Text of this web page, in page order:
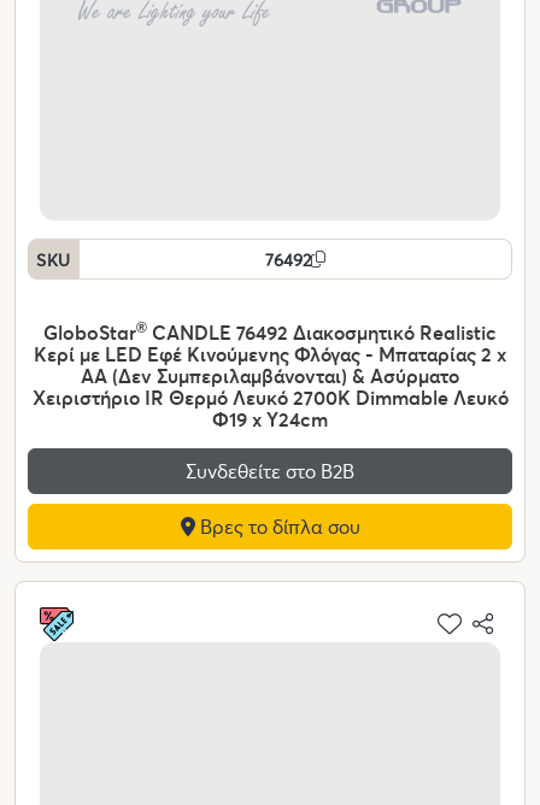
SKU 76492
GloboStar® CANDLE 76492 Διακοσμητικό Realistic
Κερί με LED Εφέ Κινούμενης Φλόγας - Μπαταρίας 2 x
AA (Δεν Συμπεριλαμβάνονται) & Ασύρματο
Χειριστήριο IR Θερμό Λευκό 2700K Dimmable Λευκό
Φ19 x Υ24cm
Συνδεθείτε στο Β2Β
Βρες το δίπλα σου